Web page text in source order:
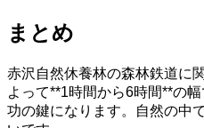
まとめ
赤沢自然休養林の森林鉄道に
よって**1時間から6時間**の
功の鍵になります。自然の中